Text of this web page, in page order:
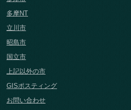
多摩NT
立川市
昭島市
国立市
上記以外の市
GISポスティング
お問い合わせ